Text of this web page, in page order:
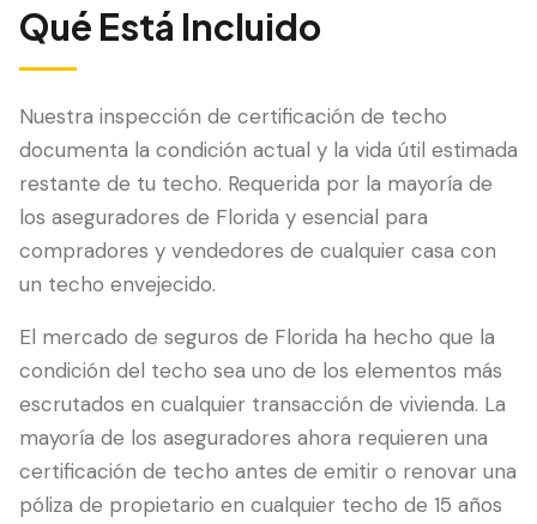
Inspección de Termitas
LANGUAGE
Qué Está Incluido
Nuestra inspección de certificación de techo
documenta la condición actual y la vida útil estimada
restante de tu techo. Requerida por la mayoría de
los aseguradores de Florida y esencial para
compradores y vendedores de cualquier casa con
un techo envejecido.
El mercado de seguros de Florida ha hecho que la
condición del techo sea uno de los elementos más
escrutados en cualquier transacción de vivienda. La
mayoría de los aseguradores ahora requieren una
certificación de techo antes de emitir o renovar una
póliza de propietario en cualquier techo de 15 años